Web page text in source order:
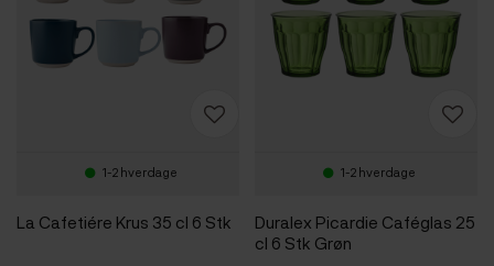
1-2 hverdage
La Cafetiére Krus 35 cl 6 Stk
1-2 hverdage
Duralex Picardie Caféglas 25
cl 6 Stk Grøn